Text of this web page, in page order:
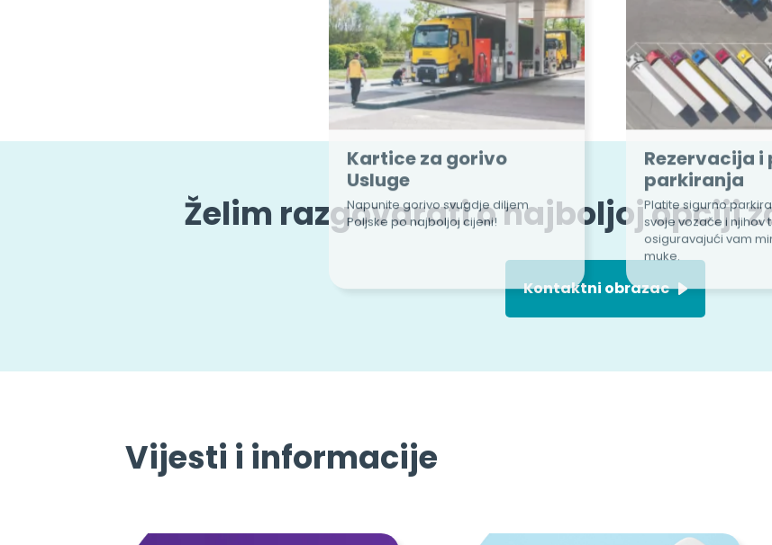
Poljske po najboljoj cijeni!
svoje vozače i njihov
muke.
Želim razgovarati o najboljoj opciji
Kontaktni obrazac
Vijesti i informacije